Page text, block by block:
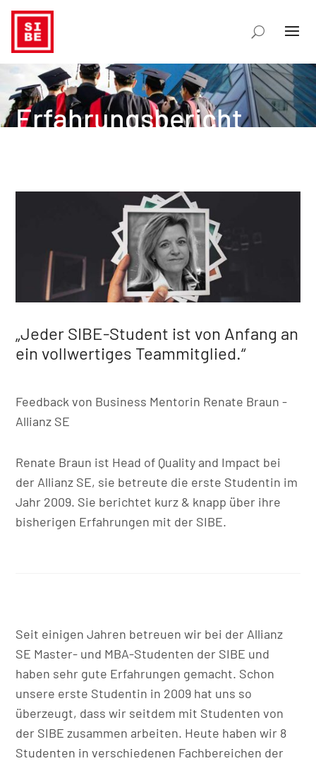
Erfahrungsbericht
„Jeder SIBE-Student ist von Anfang an
ein vollwertiges Teammitglied.“
Feedback von Business Mentorin Renate Braun -
Allianz SE
Renate Braun ist Head of Quality and Impact bei
der Allianz SE, sie betreute die erste Studentin im
Jahr 2009. Sie berichtet kurz & knapp über ihre
bisherigen Erfahrungen mit der SIBE.
Seit einigen Jahren betreuen wir bei der Allianz
SE Master- und MBA-Studenten der SIBE und
haben sehr gute Erfahrungen gemacht. Schon
unsere erste Studentin in 2009 hat uns so
überzeugt, dass wir seitdem mit Studenten von
der SIBE zusammen arbeiten. Heute haben wir 8
Studenten in verschiedenen Fachbereichen der